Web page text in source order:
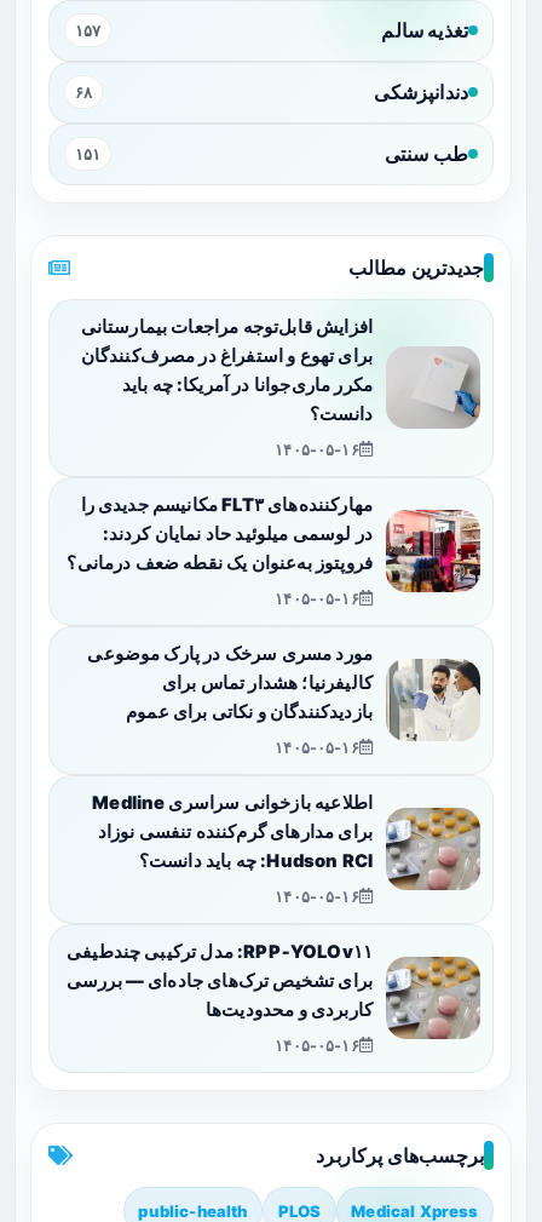
تغذیه سالم ۱۵۷
دندانپزشکی ۶۸
طب سنتی ۱۵۱
جدیدترین مطالب
افزایش قابل‌توجه مراجعات بیمارستانی
برای تهوع و استفراغ در مصرف‌کنندگان
مکرر ماری‌جوانا در آمریکا: چه باید
دانست؟
۱۴۰۵-۰۵-۱۶
مهارکننده‌های FLT۳ مکانیسم جدیدی را
در لوسمی میلوئید حاد نمایان کردند:
فروپتوز به‌عنوان یک نقطه ضعف درمانی؟
۱۴۰۵-۰۵-۱۶
مورد مسری سرخک در پارک موضوعی
کالیفرنیا؛ هشدار تماس برای
بازدیدکنندگان و نکاتی برای عموم
۱۴۰۵-۰۵-۱۶
اطلاعیه بازخوانی سراسری Medline
برای مدارهای گرم‌کننده تنفسی نوزاد
Hudson RCI: چه باید دانست؟
۱۴۰۵-۰۵-۱۶
RPP‑YOLOv۱۱: مدل ترکیبی چندطیفی
برای تشخیص ترک‌های جاده‌ای — بررسی
کاربردی و محدودیت‌ها
۱۴۰۵-۰۵-۱۶
برچسب‌های پرکاربرد
Medical Xpress
PLOS
public-health